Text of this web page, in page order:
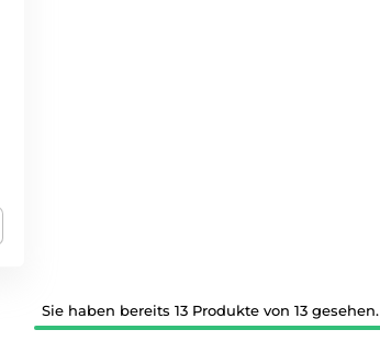
Sie haben bereits 13 Produkte von 13 gesehen.